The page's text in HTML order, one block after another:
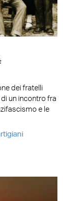
dei fratelli
un incontro fra
e le